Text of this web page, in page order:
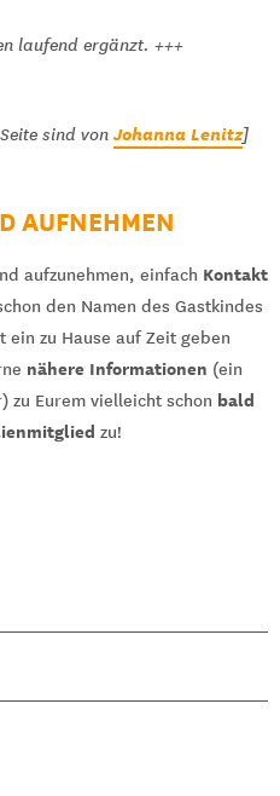
laufend ergänzt. +++
sind vonJohanna Lenitz]
AUFNEHMEN
aufzunehmen, einfach Kontakt
den Namen des Gastkindes
zu Hause auf Zeit geben
nähere Informationen (ein
zu Eurem vielleicht schon bald
zu!